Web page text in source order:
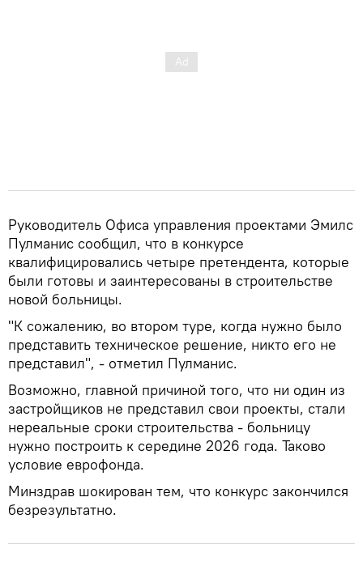
Руководитель Офиса управления проектами Эмилс
Пулманис сообщил, что в конкурсе
квалифицировались четыре претендента, которые
были готовы и заинтересованы в строительстве
новой больницы.
"К сожалению, во втором туре, когда нужно было
представить техническое решение, никто его не
представил", - отметил Пулманис.
Возможно, главной причиной того, что ни один из
застройщиков не представил свои проекты, стали
нереальные сроки строительства - больницу
нужно построить к середине 2026 года. Таково
условие еврофонда.
Минздрав шокирован тем, что конкурс закончился
безрезультатно.